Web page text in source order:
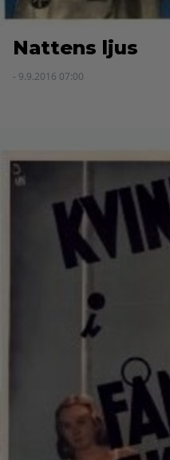
Nattens ljus
- 9.9.2016 07:00